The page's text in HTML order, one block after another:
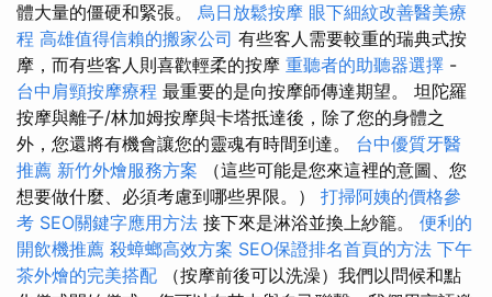
體大量的僵硬和緊張。 烏日放鬆按摩 眼下細紋改善醫美療
程 高雄值得信賴的搬家公司 有些客人需要較重的瑞典式按
摩，而有些客人則喜歡輕柔的按摩 重聽者的助聽器選擇 -
台中肩頸按摩療程 最重要的是向按摩師傳達期望。 坦陀羅
按摩與離子/林加姆按摩與卡塔抵達後，除了您的身體之
外，您還將有機會讓您的靈魂有時間到達。 台中優質牙醫
推薦 新竹外燴服務方案 （這些可能是您來這裡的意圖、您
想要做什麼、必須考慮到哪些界限。） 打掃阿姨的價格參
考 SEO關鍵字應用方法 接下來是淋浴並換上紗籠。 便利的
開飲機推薦 殺蟑螂高效方案 SEO保證排名首頁的方法 下午
茶外燴的完美搭配 （按摩前後可以洗澡）我們以問候和點